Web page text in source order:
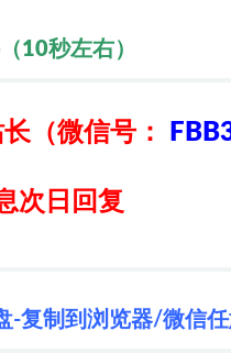
10秒左右）
（微信号：
次日回复
-复制到浏览器/微信任